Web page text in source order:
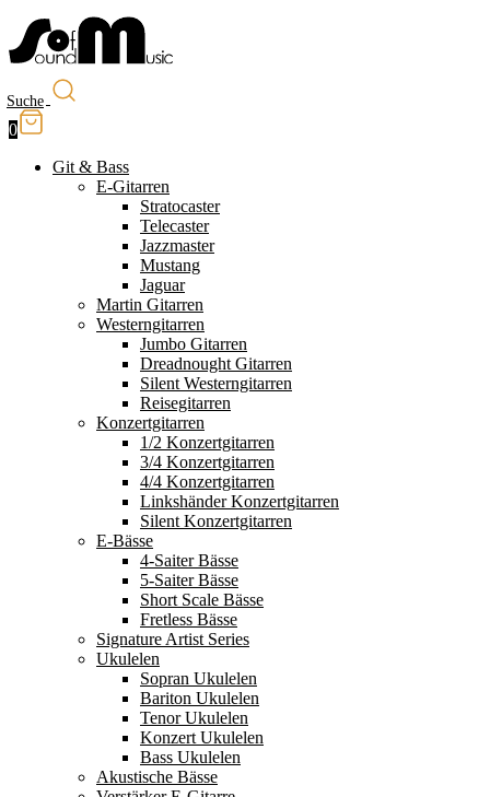
Suche
0
Git & Bass
E-Gitarren
Stratocaster
Telecaster
Jazzmaster
Mustang
Jaguar
Martin Gitarren
Westerngitarren
Jumbo Gitarren
Dreadnought Gitarren
Silent Westerngitarren
Reisegitarren
Konzertgitarren
1/2 Konzertgitarren
3/4 Konzertgitarren
4/4 Konzertgitarren
Linkshänder Konzertgitarren
Silent Konzertgitarren
E-Bässe
4-Saiter Bässe
5-Saiter Bässe
Short Scale Bässe
Fretless Bässe
Signature Artist Series
Ukulelen
Sopran Ukulelen
Bariton Ukulelen
Tenor Ukulelen
Konzert Ukulelen
Bass Ukulelen
Akustische Bässe